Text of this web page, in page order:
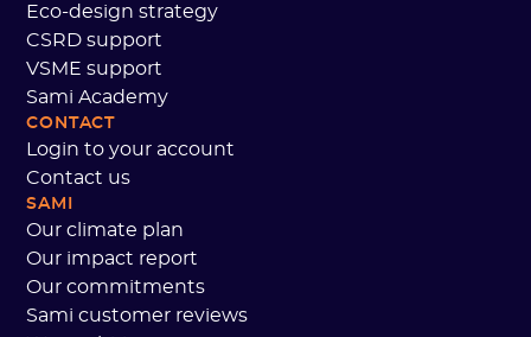
Eco-design strategy
CSRD support
VSME support
Sami Academy
CONTACT
Login to your account
Contact us
SAMI
Our climate plan
Our impact report
Our commitments
Sami customer reviews